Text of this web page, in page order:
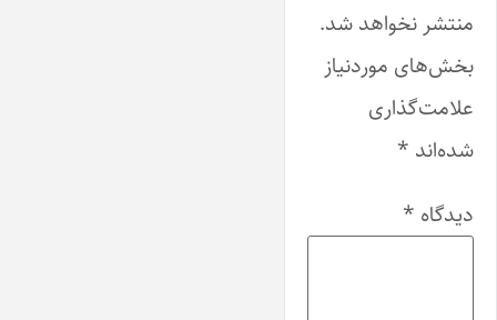
منتشر نخواهد شد.
بخش‌های موردنیاز
علامت‌گذاری
شده‌اند *
دیدگاه *